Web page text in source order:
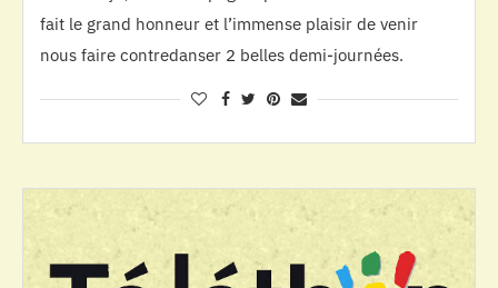
fait le grand honneur et l’immense plaisir de venir
nous faire contredanser 2 belles demi-journées.